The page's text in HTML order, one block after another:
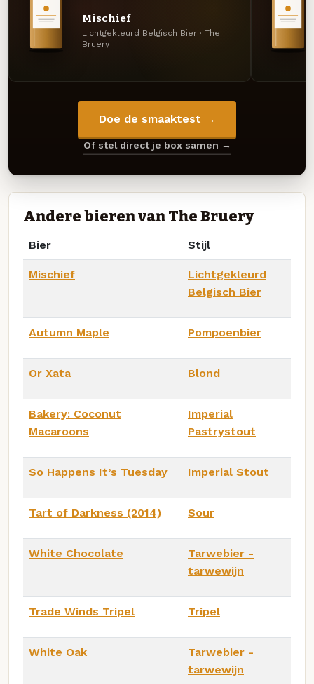
Mischief
Lichtgekleurd Belgisch Bier · The
Bruery
Doe de smaaktest →
Of stel direct je box samen →
Andere bieren van The Bruery
Bier Stijl
Mischief
Lichtgekleurd
Belgisch Bier
Autumn Maple Pompoenbier
Or Xata Blond
Bakery: Coconut
Macaroons
Imperial
Pastrystout
So Happens It’s Tuesday Imperial Stout
Tart of Darkness (2014) Sour
White Chocolate
Tarwebier -
tarwewijn
Trade Winds Tripel Tripel
White Oak
Tarwebier -
tarwewijn